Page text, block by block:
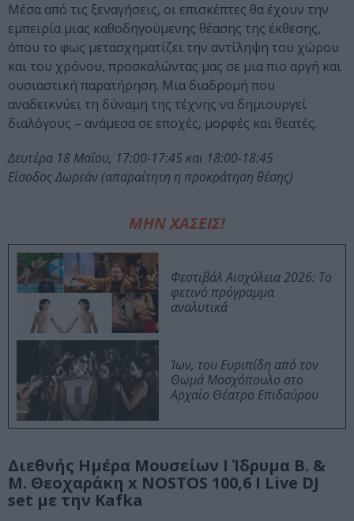
Μέσα από τις ξεναγήσεις, οι επισκέπτες θα έχουν την
εμπειρία μιας καθοδηγούμενης θέασης της έκθεσης,
όπου το φως μετασχηματίζει την αντίληψη του χώρου
και του χρόνου, προσκαλώντας μας σε μια πιο αργή και
ουσιαστική παρατήρηση. Μια διαδρομή που
αναδεικνύει τη δύναμη της τέχνης να δημιουργεί
διαλόγους – ανάμεσα σε εποχές, μορφές και θεατές.
Δευτέρα 18 Μαΐου, 17:00-17:45 και 18:00-18:45
Είσοδος Δωρεάν (απαραίτητη η προκράτηση θέσης)
ΜΗΝ ΧΑΣΕΙΣ!
Φεστιβάλ Αισχύλεια 2026: Το
φετινό πρόγραμμα
αναλυτικά
Ίων, του Ευριπίδη από τον
Θωμά Μοσχόπουλο στο
Αρχαίο Θέατρο Επιδαύρου
Διεθνής Ημέρα Μουσείων Ι Ίδρυμα Β. &
Μ. Θεοχαράκη x NOSTOS 100,6 Ι Live DJ
set με την Kafka